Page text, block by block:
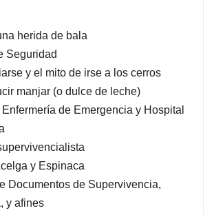
herida de bala
Seguridad
y el mito de irse a los cerros
manjar (o dulce de leche)
de Emergencia y Hospital
y Espinaca
Documentos de Supervivencia,
y afines